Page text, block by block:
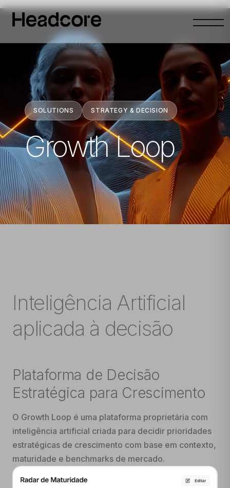
Abrir
SOLUTIONS STRATEGY & DECISION
Growth Loop
Inteligência Artificial
aplicada à decisão
Plataforma de Decisão
Estratégica para Crescimento
O Growth Loop é uma plataforma proprietária com
inteligência artificial criada para decidir prioridades
estratégicas de crescimento com base em contexto,
maturidade e benchmarks de mercado.